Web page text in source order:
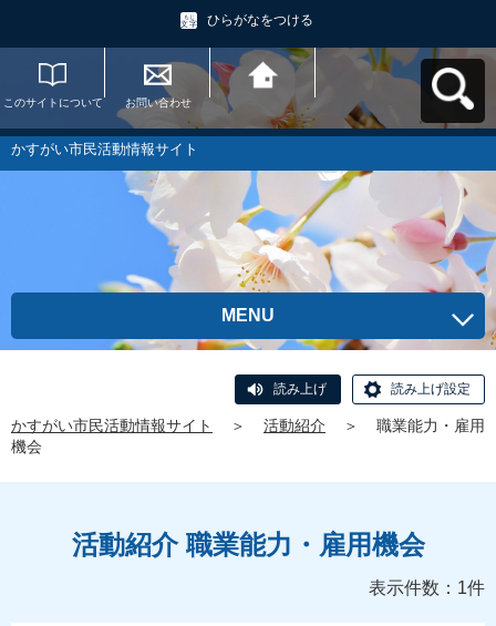
ひらがなをつける
このサイトについて お問い合わせ
かすがい市民活動情
報サイトへ戻る
かすがい市民活動情報サイト
MENU
読み上げ 読み上げ設定
かすがい市民活動情報サイト ＞ 活動紹介 ＞
職業能力・雇用
機会
活動紹介 職業能力・雇用機会
表示件数：1件